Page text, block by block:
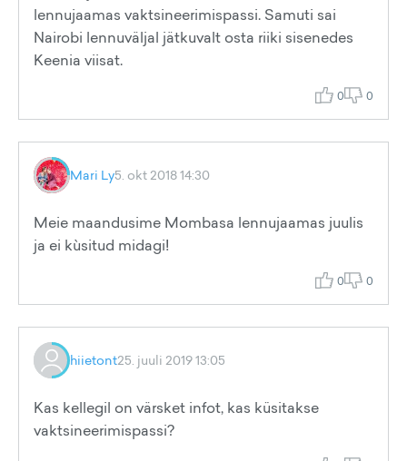
lennujaamas vaktsineerimispassi. Samuti sai
Nairobi lennuväljal jätkuvalt osta riiki sisenedes
Keenia viisat.
0 0
Mari Ly5. okt 2018 14:30
Meie maandusime Mombasa lennujaamas juulis
ja ei kùsitud midagi!
0 0
hiietont25. juuli 2019 13:05
Kas kellegil on värsket infot, kas küsitakse
vaktsineerimispassi?